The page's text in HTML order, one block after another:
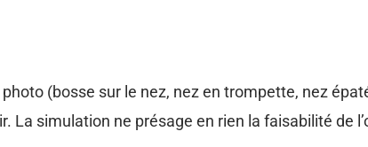
(bosse sur le nez, nez en trompette, nez
simulation ne présage en rien la faisabilité de